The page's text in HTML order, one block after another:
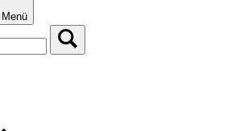
Menü